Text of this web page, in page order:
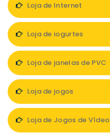
Loja de Internet
Loja de iogurtes
Loja de janelas de PVC
Loja de jogos
Loja de Jogos de Vídeo